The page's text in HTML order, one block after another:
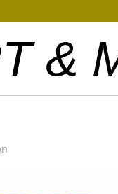
&